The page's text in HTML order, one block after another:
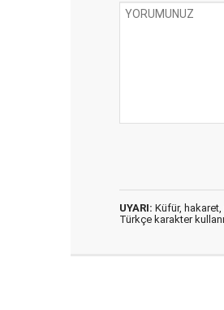
UYARI: Küfür, hakaret,
Türkçe karakter